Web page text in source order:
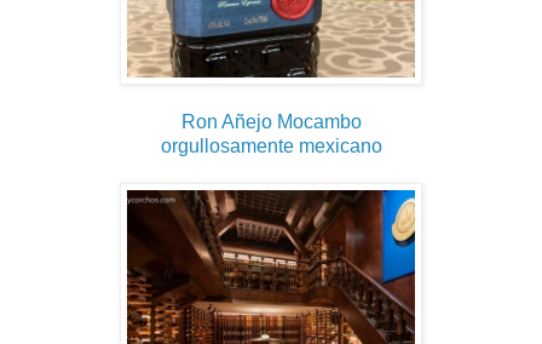
Ron Añejo Mocambo
orgullosamente mexicano